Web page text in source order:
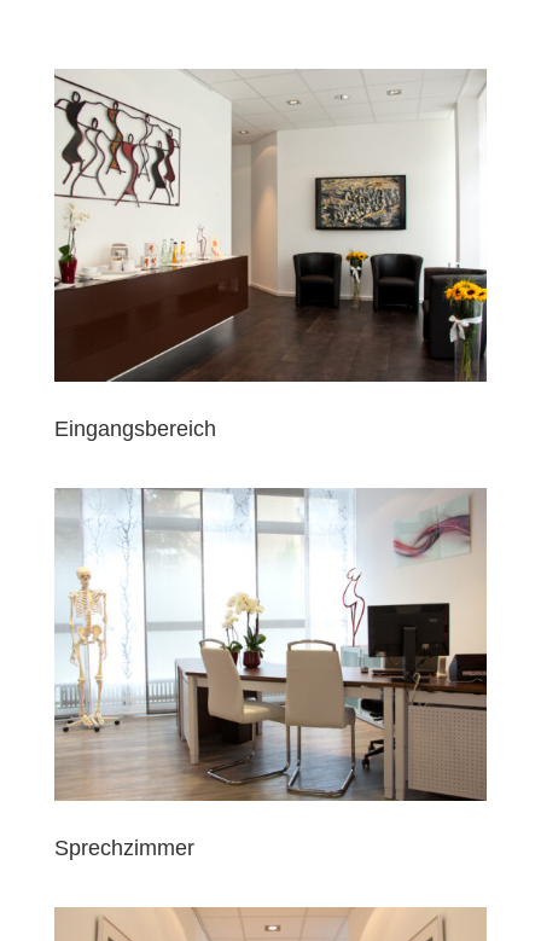
Eingangsbereich
Sprechzimmer